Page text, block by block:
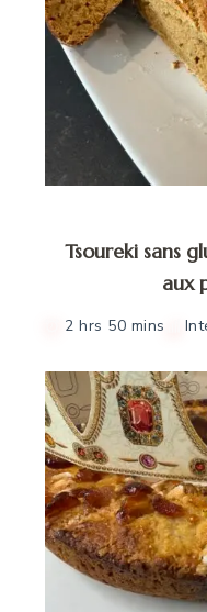
Tsoureki sans
aux
2 hrs 50 mins